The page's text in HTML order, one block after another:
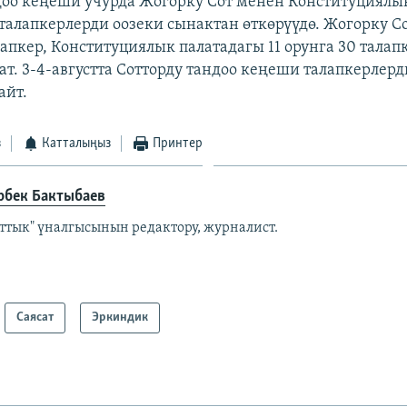
оозеки сынактан өткөрүүдө. Жогорку
Конституциялык палатадагы 11 орунга 30
3-4-августта Сотторду тандоо кеңеши
Катталыңыз Принтер
Бактыбаев
үналгысынын редактору, журналист.
Саясат Эркиндик